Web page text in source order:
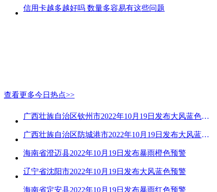
信用卡越多越好吗 数量多容易有这些问题
查看更多今日热点>>
广西壮族自治区钦州市2022年10月19日发布大风蓝色预警
广西壮族自治区防城港市2022年10月19日发布大风蓝色预警
海南省澄迈县2022年10月19日发布暴雨橙色预警
辽宁省沈阳市2022年10月19日发布大风蓝色预警
海南省定安县2022年10月19日发布暴雨红色预警